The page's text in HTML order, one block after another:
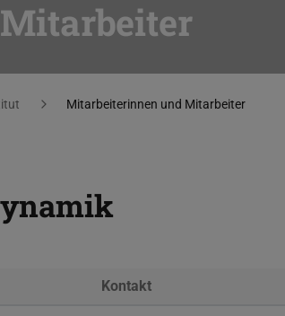
Mitarbeiterinnen und Mitarbeiter
Kontakt